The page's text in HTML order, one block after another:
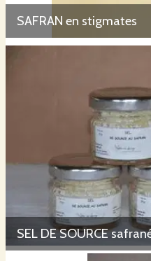
SAFRAN en stigmates
SEL DE SOURCE